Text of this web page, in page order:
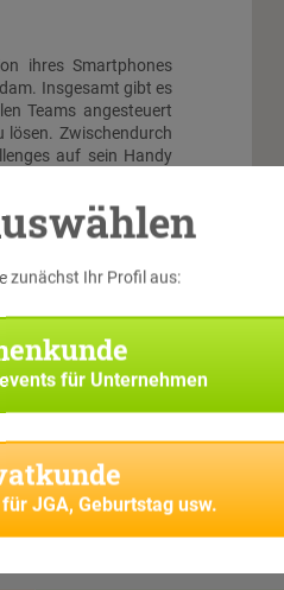
ihres Smartphones
Insgesamt gibt es
Teams angesteuert
lösen. Zwischendurch
auf sein Handy
den vorab
Beim großen
geben, um durch
der aufeinander
Schatz zu bergen...
zunächst Ihr Profil aus:
für Unternehmen
JGA, Geburtstag usw.